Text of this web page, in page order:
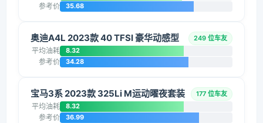
参考价 35.68
奥迪A4L 2023款 40 TFSI 豪华动感型 249 位车友
平均油耗 8.32
参考价 34.28
宝马3系 2023款 325Li M运动曜夜套装 177 位车友
平均油耗 8.32
参考价 36.99